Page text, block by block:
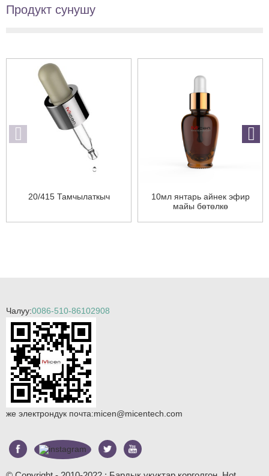
Продукт сунушу
20/415 Тамчылаткыч
10мл янтарь айнек эфир
майы бөтөлкө
Чалуу:0086-510-86102908
же электрондук почта:micen@micentech.com